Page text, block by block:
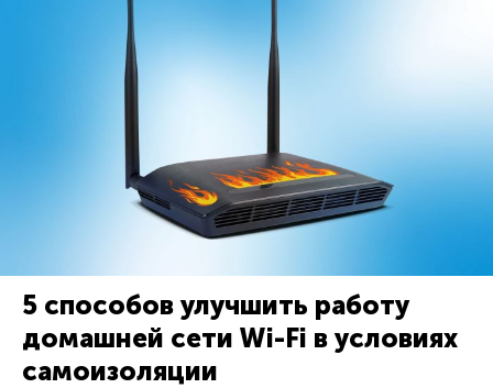
5 способов улучшить работу
домашней сети Wi-Fi в условиях
самоизоляции